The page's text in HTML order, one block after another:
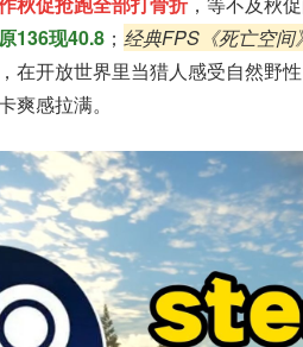
原136现40.8 ； 经典FPS《死亡空间
，在开放世界里当猎人感受自然野性
爽感拉满。